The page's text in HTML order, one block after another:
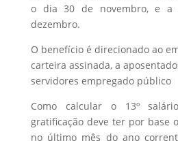
o dia 30 de novembro, e a
dezembro.
O benefício é direcionado ao
carteira assinada, a
servidores empregado público
Como calcular o 13º
gratificação deve ter por base
no último mês do ano